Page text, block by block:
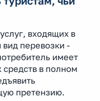
входящих в
вид перевозки -
имеет
средств в полном
претензию.